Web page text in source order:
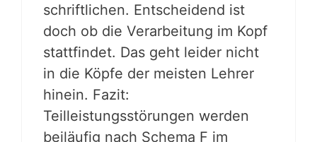
schriftlichen. Entscheidend ist
doch ob die Verarbeitung im Kopf
stattfindet. Das geht leider nicht
in die Köpfe der meisten Lehrer
hinein. Fazit:
Teilleistungsstörungen werden
beiläufig nach Schema F im